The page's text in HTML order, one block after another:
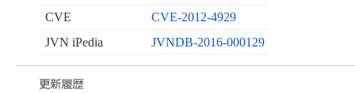
CVE
CVE-2012-4929
JVN iPedia
JVNDB-2016-000129